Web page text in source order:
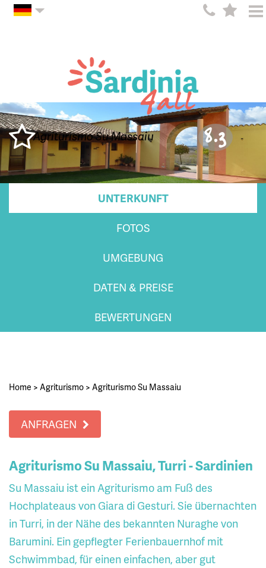
Agriturismo Su Massaiu 8.3
UNTERKUNFT
FOTOS
UMGEBUNG
DATEN & PREISE
BEWERTUNGEN
Home > Agriturismo > Agriturismo Su Massaiu
ANFRAGEN
Agriturismo Su Massaiu, Turri - Sardinien
Su Massaiu ist ein Agriturismo am Fuß des
Hochplateaus von Giara di Gesturi. Sie übernachten
in Turri, in der Nähe des bekannten Nuraghe von
Barumini. Ein gepflegter Ferienbauernhof mit
Schwimmbad, für einen einfachen, aber gut